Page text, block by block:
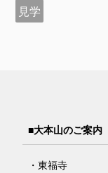
見学
■大本山のご案内
・東福寺